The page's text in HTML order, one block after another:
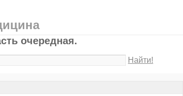
очередная.
Найти!